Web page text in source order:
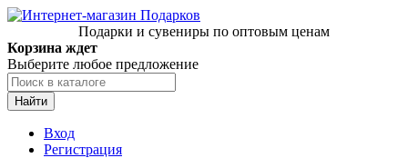
Подарки и сувениры по оптовым ценам
Корзина ждет
Выберите любое предложение
Найти
Вход
Регистрация